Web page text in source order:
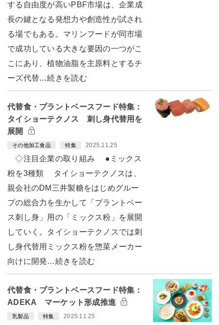
する自由度が高いPBF市場は、企業成
長の鍵となる発想力や創造性が試され
る場でもある。マリンフードが同市場
で成功している大きな要因の一つがこ
こにあり、植物油脂を主原料とするチ
ーズ代替…続きを読む
代替食・プラントベースフード特集：
タイショーテクノス 刺し身代替用を
展開
その他加工食品 特集 2025.11.25
◇注目企業の取り組み ●ミックス
粉を3種類 タイショーテクノスは、
親会社のDM三井製糖をはじめグルー
プの総合力を生かして「プラントベー
ス刺し身」用の「ミックス粉」を展開
していく。タイショーテクノスでは刺
し身代替用ミックス粉を惣菜メーカー
向けに開発…続きを読む
代替食・プラントベースフード特集：
ADEKA マーケット形成推進
乳製品 特集 2025.11.25